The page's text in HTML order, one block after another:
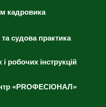
кадровика
судова практика
робочих інструкцій
«PROФЕСІОНАЛ»